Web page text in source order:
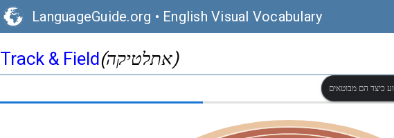
LanguageGuide.org • English Visual Vocabulary
Track & Field (אתלטיקה)